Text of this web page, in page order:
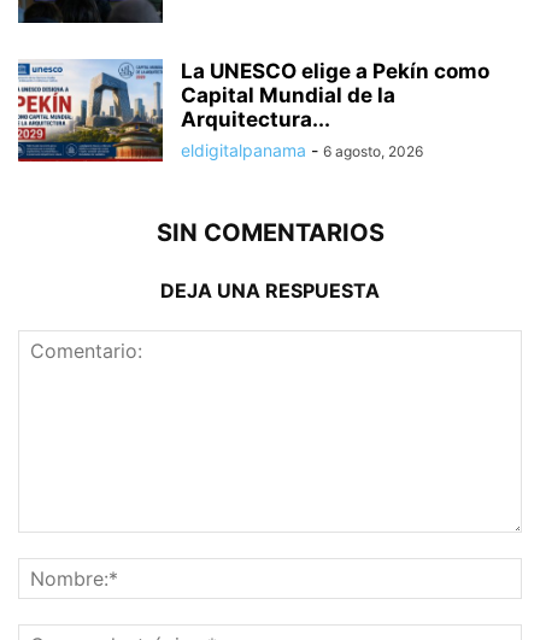
La UNESCO elige a Pekín como
Capital Mundial de la
Arquitectura...
eldigitalpanama - 6 agosto, 2026
SIN COMENTARIOS
DEJA UNA RESPUESTA